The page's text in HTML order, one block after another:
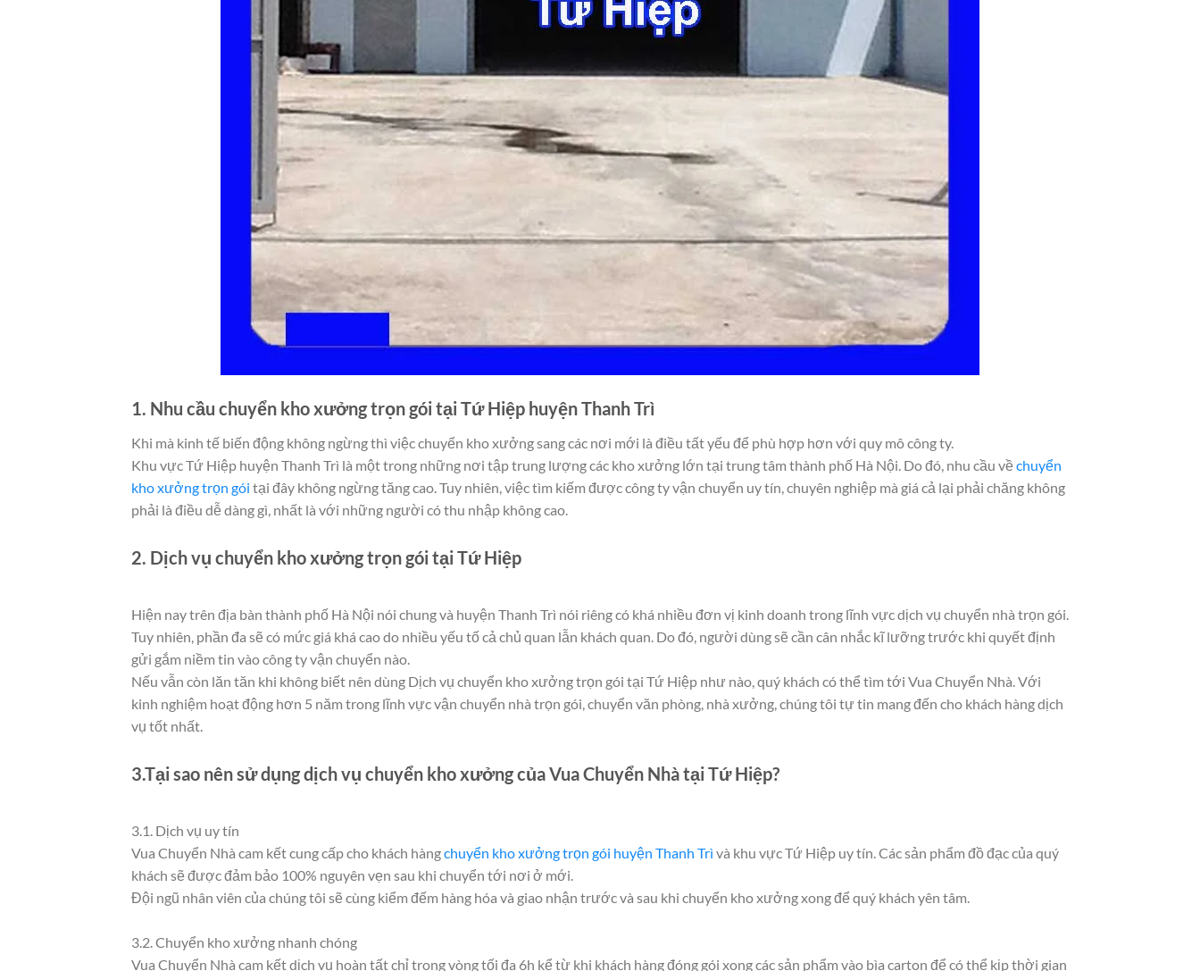
1. Nhu cầu chuyển kho xưởng trọn gói tại Tứ Hiệp huyện Thanh Trì
Khi mà kinh tế biến động không ngừng thì việc chuyển kho xưởng sang các nơi mới là điều tất yếu để phù hợp hơn với quy mô công ty.
Khu vực Tứ Hiệp huyện Thanh Trì là một trong những nơi tập trung lượng các kho xưởng lớn tại trung tâm thành phố Hà Nội. Do đó, nhu cầu về chuyển
kho xưởng trọn gói tại đây không ngừng tăng cao. Tuy nhiên, việc tìm kiếm được công ty vận chuyển uy tín, chuyên nghiệp mà giá cả lại phải chăng không
phải là điều dễ dàng gì, nhất là với những người có thu nhập không cao.
2. Dịch vụ chuyển kho xưởng trọn gói tại Tứ Hiệp
Hiện nay trên địa bàn thành phố Hà Nội nói chung và huyện Thanh Trì nói riêng có khá nhiều đơn vị kinh doanh trong lĩnh vực dịch vụ chuyển nhà trọn gói.
Tuy nhiên, phần đa sẽ có mức giá khá cao do nhiều yếu tố cả chủ quan lẫn khách quan. Do đó, người dùng sẽ cần cân nhắc kĩ lưỡng trước khi quyết định
gửi gắm niềm tin vào công ty vận chuyển nào.
Nếu vẫn còn lăn tăn khi không biết nên dùng Dịch vụ chuyển kho xưởng trọn gói tại Tứ Hiệp như nào, quý khách có thể tìm tới Vua Chuyển Nhà. Với
kinh nghiệm hoạt động hơn 5 năm trong lĩnh vực vận chuyển nhà trọn gói, chuyển văn phòng, nhà xưởng, chúng tôi tự tin mang đến cho khách hàng dịch
vụ tốt nhất.
3.Tại sao nên sử dụng dịch vụ chuyển kho xưởng của Vua Chuyển Nhà tại Tứ Hiệp?
3.1. Dịch vụ uy tín
Vua Chuyển Nhà cam kết cung cấp cho khách hàngchuyển kho xưởng trọn gói huyện Thanh Trì và khu vực Tứ Hiệp uy tín. Các sản phẩm đồ đạc của quý
khách sẽ được đảm bảo 100% nguyên vẹn sau khi chuyển tới nơi ở mới.
Đội ngũ nhân viên của chúng tôi sẽ cùng kiểm đếm hàng hóa và giao nhận trước và sau khi chuyển kho xưởng xong để quý khách yên tâm.
3.2. Chuyển kho xưởng nhanh chóng
Vua Chuyển Nhà cam kết dịch vụ hoàn tất chỉ trong vòng tối đa 6h kể từ khi khách hàng đóng gói xong các sản phẩm vào bìa carton để có thể kịp thời gian